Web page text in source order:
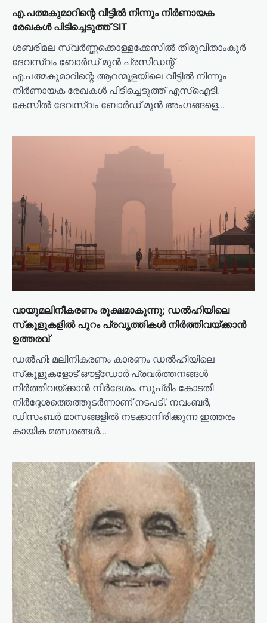
എ.പത്മകുമാറിന്റെ വീട്ടിൽ നിന്നും നിർണായക
രേഖകൾ പിടിച്ചെടുത്ത് SIT
ശബരിമല സ്വർണ്ണക്കൊള്ളക്കേസിൽ തിരുവിതാംകൂർ
ദേവസ്വം ബോർഡ് മുൻ പ്രസിഡന്റ്
എ.പത്മകുമാറിന്റെ ആറന്മുളയിലെ വീട്ടിൽ നിന്നും
നിർണായക രേഖകൾ പിടിച്ചെടുത്ത് എസ്ഐടി.
കേസിൽ ദേവസ്വം ബോർഡ് മുൻ അംഗങ്ങളെ…
വായുമലിനീകരണം രൂക്ഷമാകുന്നു; ഡല്‍ഹിയിലെ
സ്‌കൂളുകളില്‍ പുറം പ്രവൃത്തികള്‍ നിര്‍ത്തിവയ്ക്കാന്‍
ഉത്തരവ്
ഡല്‍ഹി: മലിനീകരണം കാരണം ഡല്‍ഹിയിലെ
സ്‌കൂളുകളോട് ഔട്ട്‌ഡോര്‍ പ്രവര്‍ത്തനങ്ങള്‍
നിര്‍ത്തിവയ്ക്കാന്‍ നിര്‍ദേശം. സുപ്രീം കോടതി
നിര്‍ദ്ദേശത്തെത്തുടര്‍ന്നാണ് നടപടി.’ നവംബര്‍,
ഡിസംബര്‍ മാസങ്ങളില്‍ നടക്കാനിരിക്കുന്ന ഇത്തരം
കായിക മത്സരങ്ങള്‍…